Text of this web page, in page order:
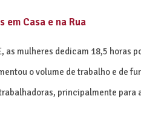
em Casa e na Rua
as mulheres dedicam 18,5 horas
o volume de trabalho e de
principalmente para